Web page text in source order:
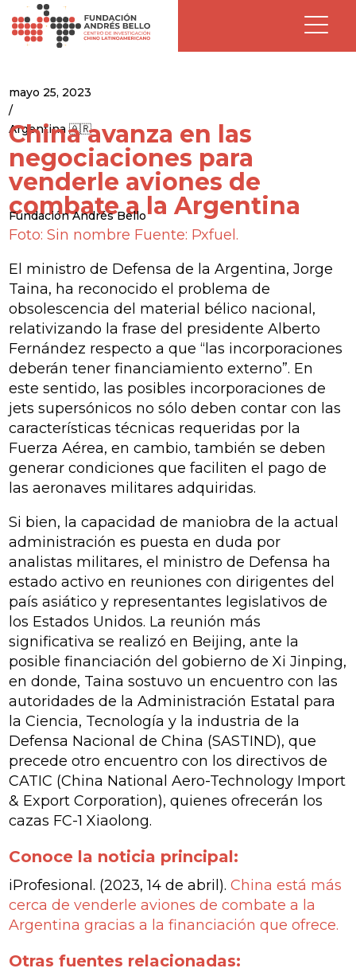
mayo 25, 2023
/
Argentina 🇦🇷
China avanza en las
negociaciones para
venderle aviones de
combate a la Argentina
Fundación Andrés Bello
Foto: Sin nombre Fuente: Pxfuel.
El ministro de Defensa de la Argentina, Jorge
Taina, ha reconocido el problema de
obsolescencia del material bélico nacional,
relativizando la frase del presidente Alberto
Fernández respecto a que “las incorporaciones
deberán tener financiamiento externo”. En
este sentido, las posibles incorporaciones de
jets supersónicos no sólo deben contar con las
características técnicas requeridas por la
Fuerza Aérea, en cambio, también se deben
generar condiciones que faciliten el pago de
las aeronaves militares adquiridas.
Si bien, la capacidad de maniobra de la actual
administración es puesta en duda por
analistas militares, el ministro de Defensa ha
estado activo en reuniones con dirigentes del
país asiático y representantes legislativos de
los Estados Unidos. La reunión más
significativa se realizó en Beijing, ante la
posible financiación del gobierno de Xi Jinping,
en donde, Taina sostuvo un encuentro con las
autoridades de la Administración Estatal para
la Ciencia, Tecnología y la industria de la
Defensa Nacional de China (SASTIND), que
precede otro encuentro con los directivos de
CATIC (China National Aero-Technology Import
& Export Corporation), quienes ofrecerán los
cazas FC-1 Xiaolong.
Conoce la noticia principal:
iProfesional. (2023, 14 de abril).China está más
cerca de venderle aviones de combate a la
Argentina gracias a la financiación que ofrece.
Otras fuentes relacionadas: